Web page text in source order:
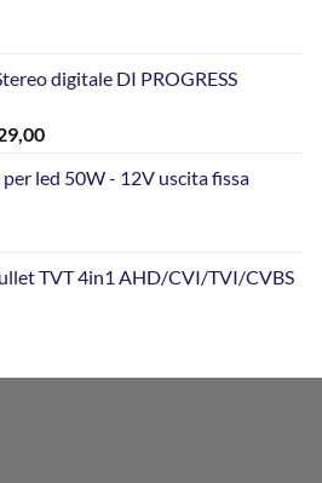
digitale DI PROGRESS
Il
attuale
led 50W - 12V uscita fissa
TVT 4in1 AHD/CVI/TVI/CVBS